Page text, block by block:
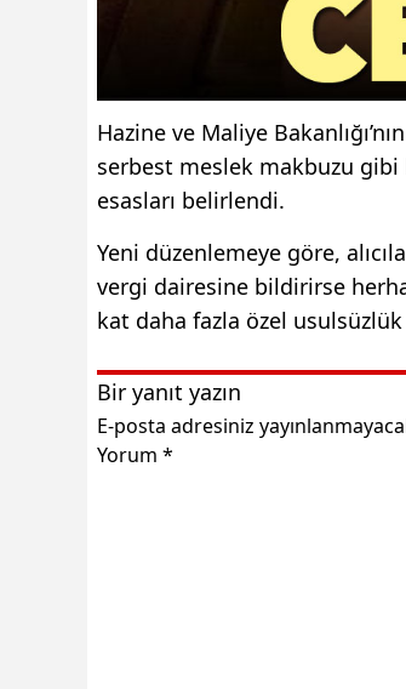
Hazine ve Maliye
serbest meslek makbuzu
esasları belirlendi.
Yeni düzenlemeye göre,
vergi dairesine bildirirse
kat daha fazla özel usulsüzlük
Bir yanıt yazın
E-posta adresiniz
Yorum *